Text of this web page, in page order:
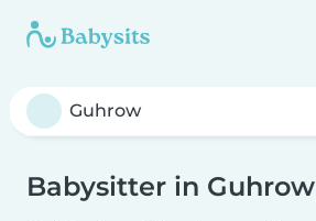
Babysitter in Guhrow